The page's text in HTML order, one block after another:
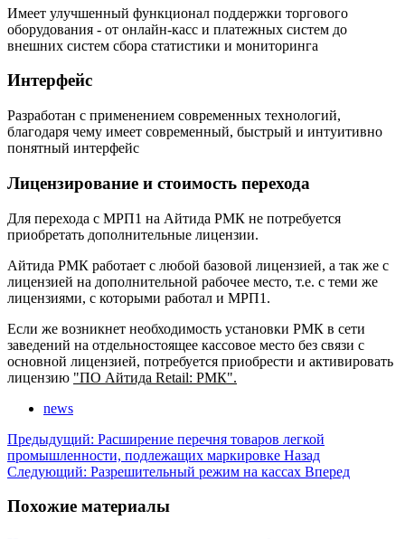
Имеет улучшенный функционал поддержки торгового
оборудования - от онлайн-касс и платежных систем до
внешних систем сбора статистики и мониторинга
Интерфейс
Разработан с применением современных технологий,
благодаря чему имеет современный, быстрый и интуитивно
понятный интерфейс
Лицензирование и стоимость перехода
Для перехода с МРП1 на Айтида РМК не потребуется
приобретать дополнительные лицензии.
Айтида РМК работает с любой базовой лицензией, а так же с
лицензией на дополнительной рабочее место, т.е. с теми же
лицензиями, с которыми работал и МРП1.
Если же возникнет необходимость установки РМК в сети
заведений на отдельностоящее кассовое место без связи с
основной лицензией, потребуется приобрести и активировать
лицензию "ПО Айтида Retail: РМК".
news
Предыдущий: Расширение перечня товаров легкой
промышленности, подлежащих маркировке Назад
Следующий: Разрешительный режим на кассах Вперед
Похожие материалы